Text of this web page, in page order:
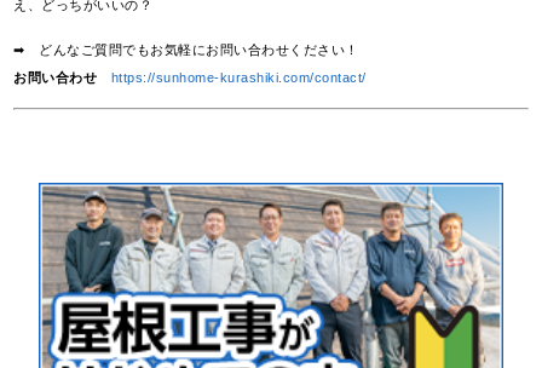
え、どっちがいいの？
➡ どんなご質問でもお気軽にお問い合わせください！
お問い合わせ
https://sunhome-kurashiki.com/contact/